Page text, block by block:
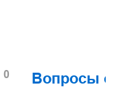
0 Вопросы